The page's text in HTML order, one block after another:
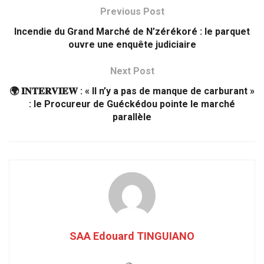
Previous Post
Incendie du Grand Marché de N’zérékoré : le parquet
ouvre une enquête judiciaire
Next Post
🌍 𝐈𝐍𝐓𝐄𝐑𝐕𝐈𝐄𝐖 : « Il n’y a pas de manque de carburant »
: le Procureur de Guéckédou pointe le marché
parallèle
SAA Edouard TINGUIANO